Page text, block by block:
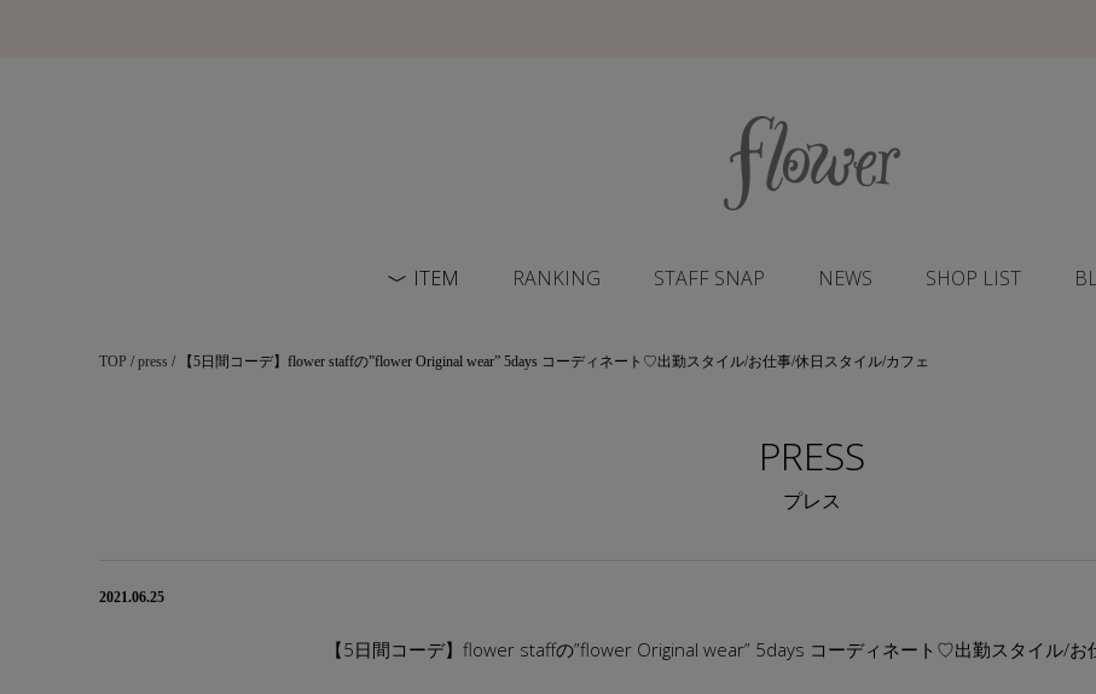
ITEM RANKING STAFF SNAP NEWS SHOP LIST
TOP / press / 【5日間コーデ】flower staffの”flower Original wear” 5days コーディネート♡出勤スタイル/お仕事/休日スタイル/カフェ
PRESS
プレス
2021.06.25
【5日間コーデ】flower staffの”flower Original wear” 5days コーディネート♡出勤スタイル/お